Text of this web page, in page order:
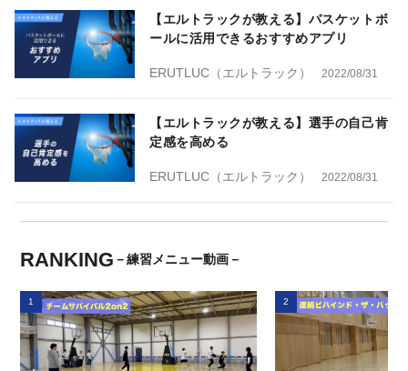
【エルトラックが教える】バスケットボ
ールに活用できるおすすめアプリ
ERUTLUC（エルトラック） 2022/08/31
【エルトラックが教える】選手の自己肯
定感を高める
ERUTLUC（エルトラック） 2022/08/31
RANKING －練習メニュー動画－
1 2